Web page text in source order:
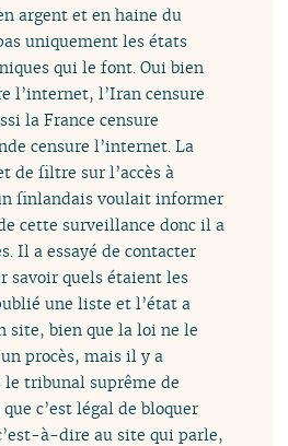
argent et en haine du
uniquement les états
qui le font. Oui bien
l’internet, l’Iran censure
la France censure
censure l’internet. La
de filtre sur l’accès à
finlandais voulait informer
cette surveillance donc il a
Il a essayé de contacter
savoir quels étaient les
une liste et l’état a
site, bien que la loi ne le
procès, mais il y a
le tribunal suprême de
c’est légal de bloquer
à-dire au site qui parle,